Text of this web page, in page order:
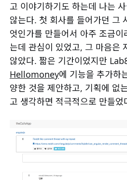
고 이야기하기도 하는데 나는
않는다. 첫 회사를 들어가던 그
엇인가를 만들어서 아주 조금
는데 관심이 있었고, 그 마음은
않았다. 짧은 기간이었지만
Hellomoney에 기능을 추가하
양한 것을 제안하고, 기획에 없
고 생각하면 적극적으로 만들었